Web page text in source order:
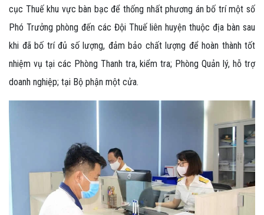
cục Thuế khu vực bàn bạc để thống nhất phương án bố trí một số
Phó Trưởng phòng đến các Đội Thuế liên huyện thuộc địa bàn sau
khi đã bố trí đủ số lượng, đảm bảo chất lượng để hoàn thành tốt
nhiệm vụ tại các Phòng Thanh tra, kiểm tra; Phòng Quản lý, hỗ trợ
doanh nghiệp; tại Bộ phận một cửa.